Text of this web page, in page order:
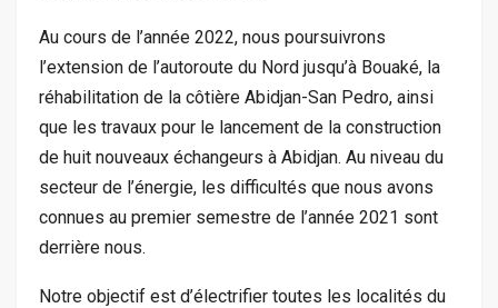
Au cours de l’année 2022, nous poursuivrons
l’extension de l’autoroute du Nord jusqu’à Bouaké, la
réhabilitation de la côtière Abidjan-San Pedro, ainsi
que les travaux pour le lancement de la construction
de huit nouveaux échangeurs à Abidjan. Au niveau du
secteur de l’énergie, les difficultés que nous avons
connues au premier semestre de l’année 2021 sont
derrière nous.
Notre objectif est d’électrifier toutes les localités du